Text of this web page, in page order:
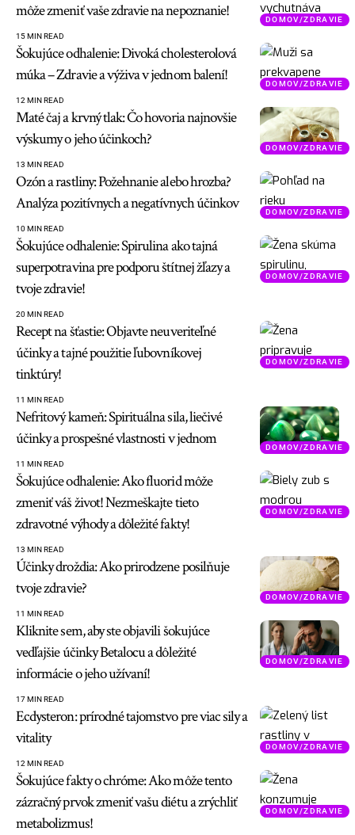
DOMOV/ZDRAVIE
môže zmeniť vaše zdravie na nepoznanie!
15 MIN READ
DOMOV/ZDRAVIE
Šokujúce odhalenie: Divoká cholesterolová
múka – Zdravie a výživa v jednom balení!
12 MIN READ
DOMOV/ZDRAVIE
Maté čaj a krvný tlak: Čo hovoria najnovšie
výskumy o jeho účinkoch?
13 MIN READ
DOMOV/ZDRAVIE
Ozón a rastliny: Požehnanie alebo hrozba?
Analýza pozitívnych a negatívnych účinkov
10 MIN READ
DOMOV/ZDRAVIE
Šokujúce odhalenie: Spirulina ako tajná
superpotravina pre podporu štítnej žľazy a
tvoje zdravie!
20 MIN READ
DOMOV/ZDRAVIE
Recept na šťastie: Objavte neuveriteľné
účinky a tajné použitie ľubovníkovej
tinktúry!
11 MIN READ
DOMOV/ZDRAVIE
Nefritový kameň: Spirituálna sila, liečivé
účinky a prospešné vlastnosti v jednom
11 MIN READ
DOMOV/ZDRAVIE
Šokujúce odhalenie: Ako fluorid môže
zmeniť váš život! Nezmeškajte tieto
zdravotné výhody a dôležité fakty!
13 MIN READ
DOMOV/ZDRAVIE
Účinky droždia: Ako prirodzene posilňuje
tvoje zdravie?
11 MIN READ
DOMOV/ZDRAVIE
Kliknite sem, aby ste objavili šokujúce
vedľajšie účinky Betalocu a dôležité
informácie o jeho užívaní!
17 MIN READ
DOMOV/ZDRAVIE
Ecdysteron: prírodné tajomstvo pre viac sily a
vitality
12 MIN READ
DOMOV/ZDRAVIE
Šokujúce fakty o chróme: Ako môže tento
zázračný prvok zmeniť vašu diétu a zrýchliť
metabolizmus!